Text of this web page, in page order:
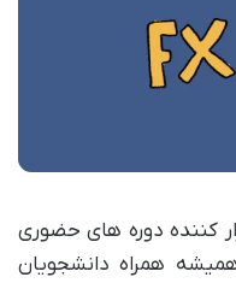
کننده دوره های حضوری
همراه دانشجویان